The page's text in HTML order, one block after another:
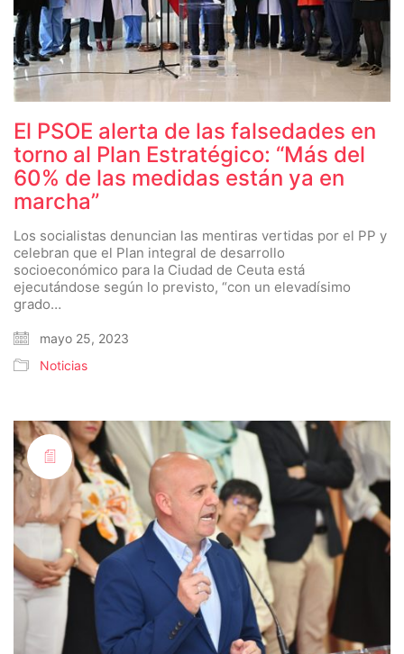
El PSOE alerta de las falsedades en
torno al Plan Estratégico: “Más del
60% de las medidas están ya en
marcha”
Los socialistas denuncian las mentiras vertidas por el PP y
celebran que el Plan integral de desarrollo
socioeconómico para la Ciudad de Ceuta está
ejecutándose según lo previsto, “con un elevadísimo
grado…
mayo 25, 2023
Noticias